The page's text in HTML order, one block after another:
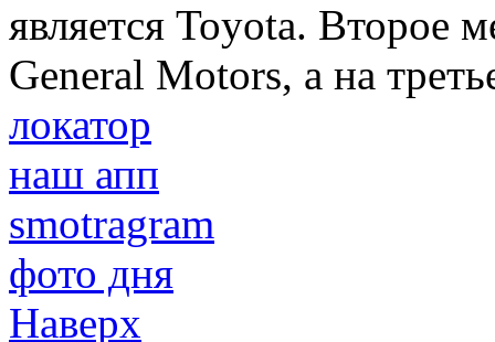
является Toyota. Второе
General Motors, а на
локатор
наш апп
smotragram
фото дня
Наверх